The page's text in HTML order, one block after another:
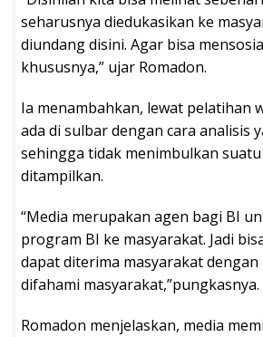
seharusnya diedukasikan ke
diundang disini. Agar bisa
khususnya,” ujar Romadon.
Ia menambahkan, lewat pelatihan
ada di sulbar dengan cara analisis
sehingga tidak menimbulkan
ditampilkan.
“Media merupakan agen bagi BI
program BI ke masyarakat. Jadi
dapat diterima masyarakat
difahami masyarakat,”pungkasnya.
Romadon menjelaskan, media